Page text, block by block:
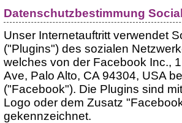
Datenschutzbestimmung
Unser Internetauftritt verwendet
("Plugins") des sozialen
welches von der Facebook Inc.,
Ave, Palo Alto, CA 94304, USA
("Facebook"). Die Plugins sind
Logo oder dem Zusatz
gekennzeichnet.